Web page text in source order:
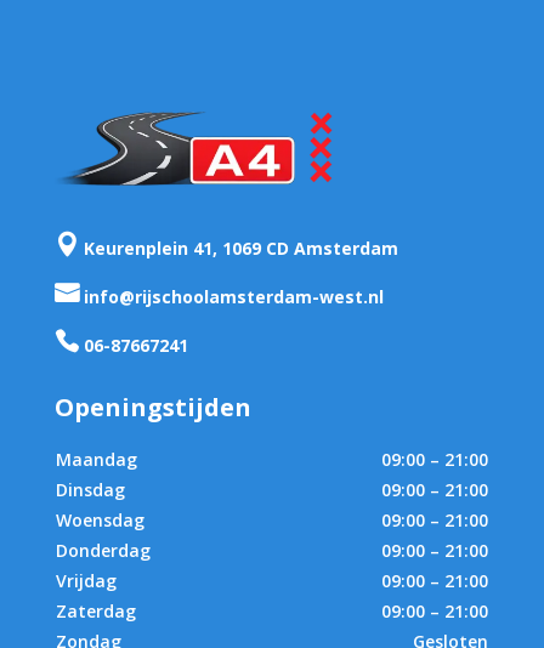
 Keurenplein 41, 1069 CD Amsterdam
info@rijschoolamsterdam-west.nl
06-87667241
Openingstijden
Maandag
09:00 – 21:00
Dinsdag
09:00 – 21:00
Woensdag
09:00 – 21:00
Donderdag
09:00 – 21:00
Vrijdag
09:00 – 21:00
Zaterdag
09:00 – 21:00
Zondag
Gesloten